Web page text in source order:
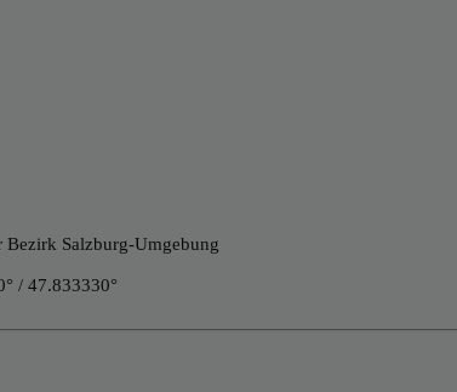
Bezirk Salzburg-Umgebung
/ 47.833330°